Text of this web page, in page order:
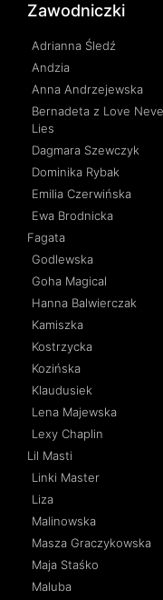
Zawodniczki
Adrianna Śledź
Andzia
Anna Andrzejewska
Bernadeta z Love
Lies
Dagmara Szewczyk
Dominika Rybak
Emilia Czerwińska
Ewa Brodnicka
Fagata
Godlewska
Goha Magical
Hanna Balwierczak
Kamiszka
Kostrzycka
Kozińska
Klaudusiek
Lena Majewska
Lexy Chaplin
Lil Masti
Linki Master
Liza
Malinowska
Masza Graczykowska
Maja Staśko
Maluba